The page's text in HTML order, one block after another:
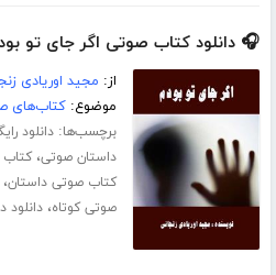
🎧 دانلود کتاب صوتی اگر جای تو
از: مجید اوریادی
موضوع:کتاب‌های
برچسب‌ها:دانلود
داستان صوتی،
کتاب صوتی داستان
صوتی کوتاه،دانلود